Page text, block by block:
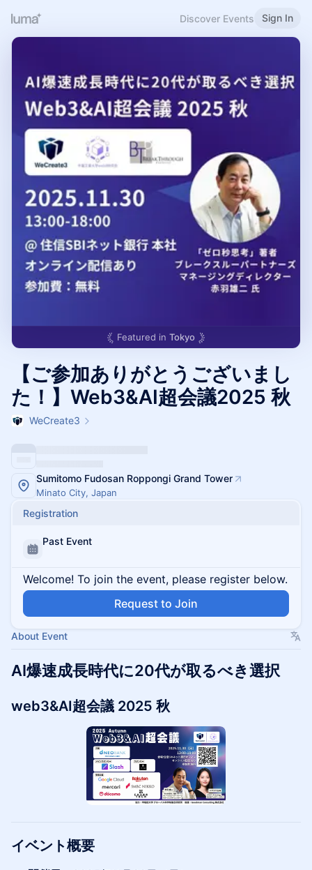
Discover Events Sign In
Featured in Tokyo
【ご参加ありがとうございまし
た！】Web3&AI超会議2025 秋
WeCreate3
Sumitomo Fudosan Roppongi Grand Tower
Minato City, Japan
Registration
Past Event
Welcome! To join the event, please register below.
Request to Join
About Event
AI爆速成長時代に20代が取るべき選択
web3&AI超会議 2025 秋
イベント概要